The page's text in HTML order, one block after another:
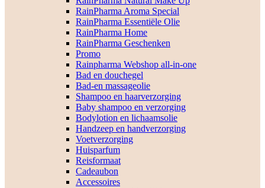
RainPharma Aroma Special
RainPharma Essentiële Olie
RainPharma Home
RainPharma Geschenken
Promo
Rainpharma Webshop all-in-one
Bad en douchegel
Bad-en massageolie
Shampoo en haarverzorging
Baby shampoo en verzorging
Bodylotion en lichaamsolie
Handzeep en handverzorging
Voetverzorging
Huisparfum
Reisformaat
Cadeaubon
Accessoires